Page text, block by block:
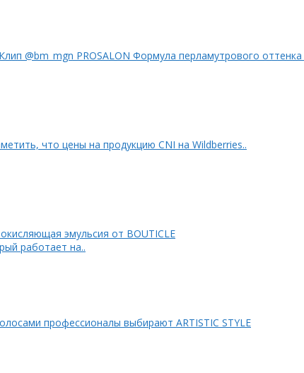
BeautyMax: Клип @bm_mgn PROSALON Формула
что цены на продукцию CNI на Wildberries..
DEVELOPER окисляющая эмульсия от BOUTICLE
работает на..
профессионалы выбирают ARTISTIC STYLE